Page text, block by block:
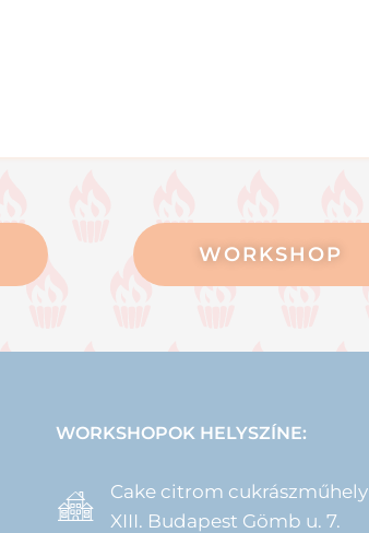
WORKSHOP
WORKSHOPOK HELYSZÍNE:
Cake citrom cukrászműhely
XIII. Budapest Gömb u. 7.